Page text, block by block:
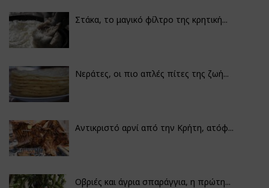
Στάκα, το μαγικό φίλτρο της κρητική...
Νεράτες, οι πιο απλές πίτες της ζωή...
Αντικριστό αρνί από την Κρήτη, ατόφ...
Οβριές και άγρια σπαράγγια, η πρώτη...